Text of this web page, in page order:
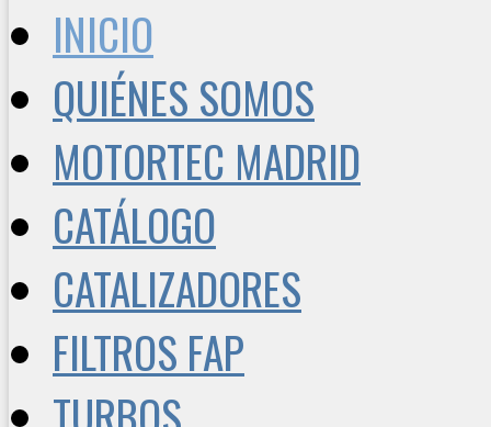
INICIO
QUIÉNES SOMOS
MOTORTEC MADRID
CATÁLOGO
CATALIZADORES
FILTROS FAP